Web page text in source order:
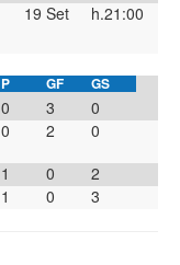
19 Set h.21:00
P GF GS
0 3
0
0 2
0
1 0
2
1 0 3